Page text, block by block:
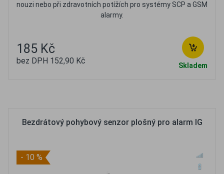
nouzi nebo při zdravotních potížích pro systémy SCP a GSM
alarmy.
185 Kč
bez DPH 152,90 Kč Skladem
Bezdrátový pohybový senzor plošný pro alarm IG
- 10 %